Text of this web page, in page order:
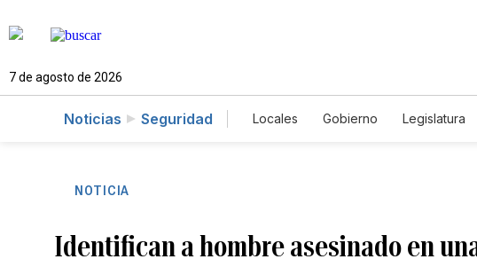
7 de agosto de 2026
Noticias Seguridad Locales Gobierno Legislatura
NOTICIA
Identifican a hombre asesinado en